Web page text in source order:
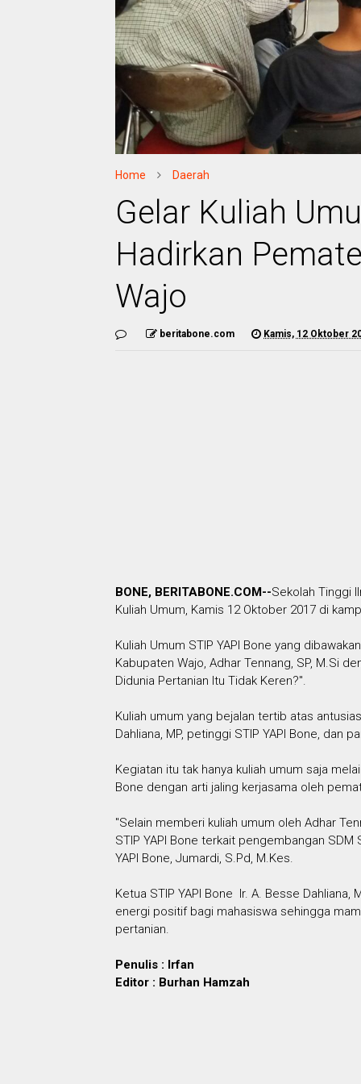
Home Daerah
Gelar Kuliah
Hadirkan
Wajo
beritabone.com Kamis, 12 Oktober
BONE, BERITABONE.COM--Sekolah Tinggi
Kuliah Umum, Kamis 12 Oktober 2017 di
Kuliah Umum STIP YAPI Bone yang
Kabupaten Wajo, Adhar Tennang, SP, M.Si
Didunia Pertanian Itu Tidak Keren?".
Kuliah umum yang bejalan tertib atas
Dahliana, MP, petinggi STIP YAPI Bone, dan
Kegiatan itu tak hanya kuliah umum saja
Bone dengan arti jaling kerjasama oleh
"Selain memberi kuliah umum oleh Adhar
STIP YAPI Bone terkait pengembangan SDM
YAPI Bone, Jumardi, S.Pd, M.Kes.
Ketua STIP YAPI Bone Ir. A. Besse
energi positif bagi mahasiswa sehingga
pertanian.
Penulis : Irfan
Editor : Burhan Hamzah